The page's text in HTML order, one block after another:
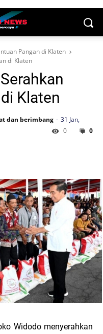
Pangan di Klaten
di Klaten
Klaten
dan berimbang
31 Jan,
0
0
Widodo menyerahkan